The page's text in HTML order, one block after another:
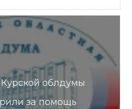
облдумы
за помощь